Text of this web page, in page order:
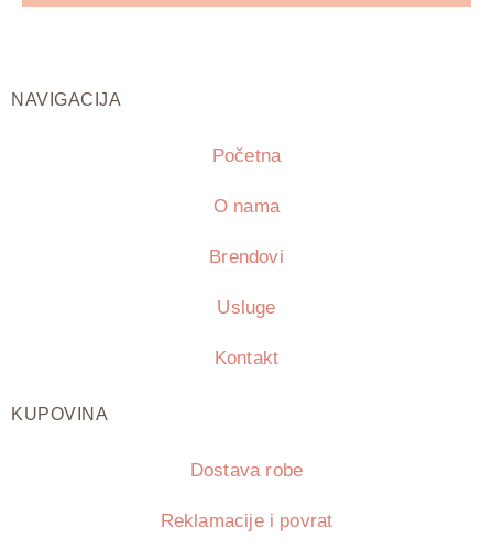
NAVIGACIJA
Početna
O nama
Brendovi
Usluge
Kontakt
KUPOVINA
Dostava robe
Reklamacije i povrat